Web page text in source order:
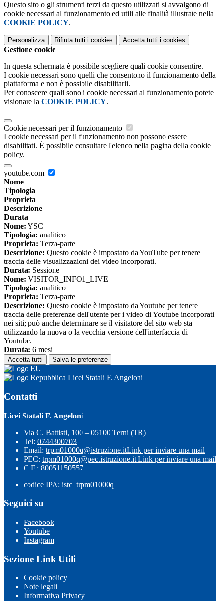
Questo sito o gli strumenti terzi da questo utilizzati si avvalgono di
cookie necessari al funzionamento ed utili alle finalità illustrate nella
COOKIE POLICY.
Personalizza Rifiuta tutti i cookies Accetta tutti i cookies
Gestione cookie
In questa schermata è possibile scegliere quali cookie consentire.
I cookie necessari sono quelli che consentono il funzionamento della
piattaforma e non è possibile disabilitarli.
Per conoscere quali sono i cookie necessari al funzionamento potete
visionare la COOKIE POLICY.
Cookie necessari per il funzionamento
I cookie necessari per il funzionamento non possono essere
disabilitati. È possibile consultare l'elenco nella pagina della cookie
policy.
youtube.com
Nome
Tipologia
Proprieta
Descrizione
Durata
Nome: YSC
Tipologia: analitico
Proprieta: Terza-parte
Descrizione: Questo cookie è impostato da YouTube per tenere
traccia delle visualizzazioni dei video incorporati.
Durata: Sessione
Nome: VISITOR_INFO1_LIVE
Tipologia: analitico
Proprieta: Terza-parte
Descrizione: Questo cookie è impostato da Youtube per tenere
traccia delle preferenze dell'utente per i video di Youtube incorporati
nei siti; può anche determinare se il visitatore del sito web sta
utilizzando la nuova o la vecchia versione dell'interfaccia di
Youtube.
Durata: 6 mesi
Accetta tutti Salva le preferenze
Licei Statali F. Angeloni
Contatti
Licei Statali F. Angeloni
Via C. Battisti, 100 – 05100 Terni (TR)
Tel: 0744300703
Email: trpm01000q@istruzione.itLink per inviare una mail
PEC: trpm01000q@pec.istruzione.it Link per inviare una mail
C.F.: 80051150557
codice IPA: istc_trpm01000q
Seguici su
Facebook
Youtube
Instagram
Sezione Link Utili
Cookie policy
Note legali
Informativa Privacy